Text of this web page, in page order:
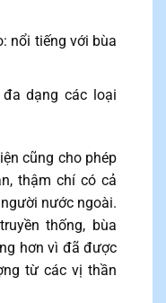
nổi tiếng với bùa
dạng các loại
cũng cho phép
thậm chí có cả
nước ngoài.
thống, bùa
hơn vì đã được
từ các vị thần